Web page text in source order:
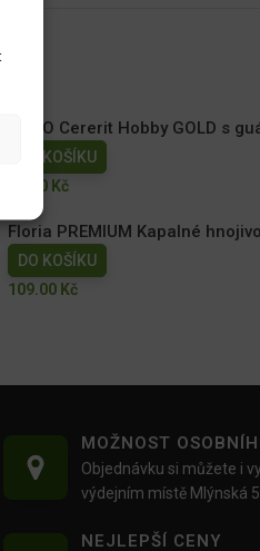
AGRO Cererit Hobby GOLD s
DO KOŠÍKU
95.00 Kč
Floria PREMIUM Kapalné
DO KOŠÍKU
109.00 Kč
MOŽNOST
Objednávku si můžete i
výdejním místě Mlýnská
NEJLEPŠÍ CENY